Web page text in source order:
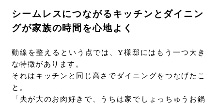
シームレスにつながるキッチンとダイニン
グが家族の時間を心地よく
動線を整えるという点では、Y様邸にはもう一つ大き
な特徴があります。
それはキッチンと同じ高さでダイニングをつなげたこ
と。
「夫が大のお肉好きで、うちは家でしょっちゅうお鍋